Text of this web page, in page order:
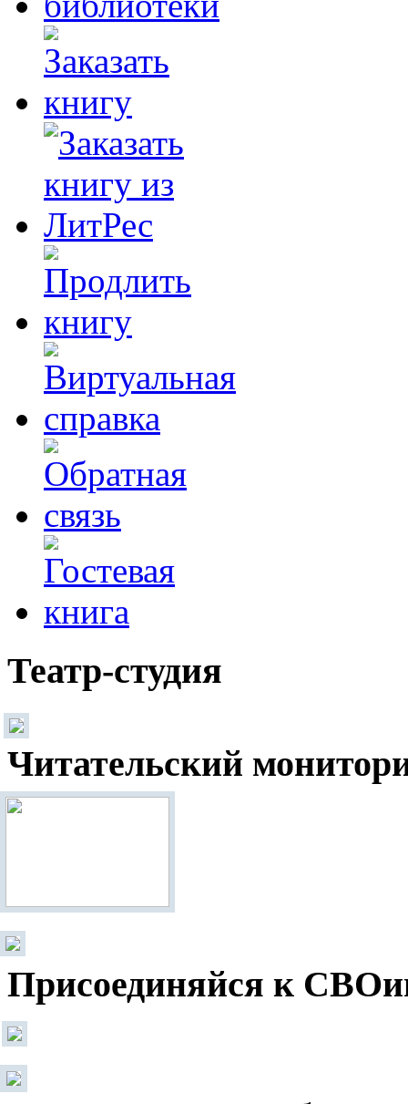
Театр-студия
Читательский
Присоединяйся к